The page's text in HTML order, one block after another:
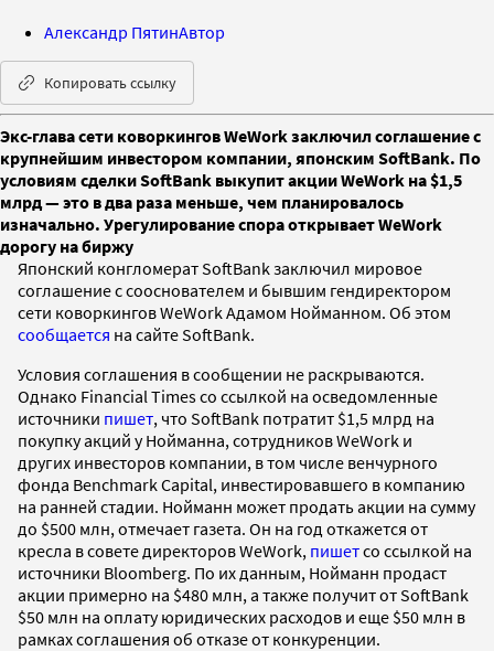
Александр ПятинАвтор
Копировать ссылку
Экс-глава сети коворкингов WeWork заключил соглашение с
крупнейшим инвестором компании, японским SoftBank. По
условиям сделки SoftBank выкупит акции WeWork на $1,5
млрд — это в два раза меньше, чем планировалось
изначально. Урегулирование спора открывает WeWork
дорогу на биржу
Японский конгломерат SoftBank заключил мировое
соглашение с сооснователем и бывшим гендиректором
сети коворкингов WeWork Адамом Нойманном. Об этом
сообщается на сайте SoftBank.
Условия соглашения в сообщении не раскрываются.
Однако Financial Times со ссылкой на осведомленные
источники пишет, что SoftBank потратит $1,5 млрд на
покупку акций у Нойманна, сотрудников WeWork и
других инвесторов компании, в том числе венчурного
фонда Benchmark Capital, инвестировавшего в компанию
на ранней стадии. Нойманн может продать акции на сумму
до $500 млн, отмечает газета. Он на год откажется от
кресла в совете директоров WeWork, пишетсо ссылкой на
источники Bloomberg. По их данным, Нойманн продаст
акции примерно на $480 млн, а также получит от SoftBank
$50 млн на оплату юридических расходов и еще $50 млн в
рамках соглашения об отказе от конкуренции.